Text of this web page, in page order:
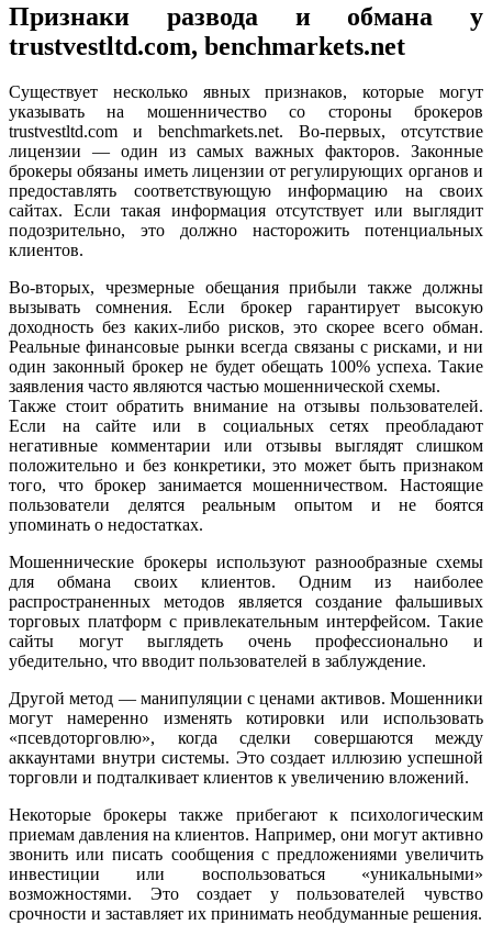
Признаки развода и обмана у
trustvestltd.com, benchmarkets.net
Существует несколько явных признаков, которые могут
указывать на мошенничество со стороны брокеров
trustvestltd.com и benchmarkets.net. Во-первых, отсутствие
лицензии — один из самых важных факторов. Законные
брокеры обязаны иметь лицензии от регулирующих органов и
предоставлять соответствующую информацию на своих
сайтах. Если такая информация отсутствует или выглядит
подозрительно, это должно насторожить потенциальных
клиентов.
Во-вторых, чрезмерные обещания прибыли также должны
вызывать сомнения. Если брокер гарантирует высокую
доходность без каких-либо рисков, это скорее всего обман.
Реальные финансовые рынки всегда связаны с рисками, и ни
один законный брокер не будет обещать 100% успеха. Такие
заявления часто являются частью мошеннической схемы.
Также стоит обратить внимание на отзывы пользователей.
Если на сайте или в социальных сетях преобладают
негативные комментарии или отзывы выглядят слишком
положительно и без конкретики, это может быть признаком
того, что брокер занимается мошенничеством. Настоящие
пользователи делятся реальным опытом и не боятся
упоминать о недостатках.
Мошеннические брокеры используют разнообразные схемы
для обмана своих клиентов. Одним из наиболее
распространенных методов является создание фальшивых
торговых платформ с привлекательным интерфейсом. Такие
сайты могут выглядеть очень профессионально и
убедительно, что вводит пользователей в заблуждение.
Другой метод — манипуляции с ценами активов. Мошенники
могут намеренно изменять котировки или использовать
«псевдоторговлю», когда сделки совершаются между
аккаунтами внутри системы. Это создает иллюзию успешной
торговли и подталкивает клиентов к увеличению вложений.
Некоторые брокеры также прибегают к психологическим
приемам давления на клиентов. Например, они могут активно
звонить или писать сообщения с предложениями увеличить
инвестиции или воспользоваться «уникальными»
возможностями. Это создает у пользователей чувство
срочности и заставляет их принимать необдуманные решения.